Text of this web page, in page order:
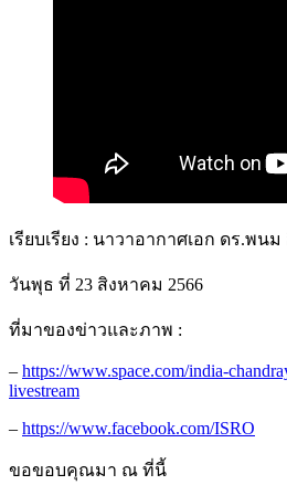
เรียบเรียง : นาวาอากาศเอก ดร.พน
วันพุธ ที่ 23 สิงหาคม 2566
ที่มาของข่าวและภาพ :
– https://www.space.com/india-
livestream
– https://www.facebook.com/ISRO
ขอขอบคุณมา ณ ที่นี้